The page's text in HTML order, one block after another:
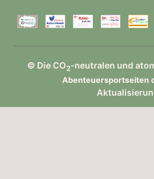
© Die CO2-neutralen und
Abenteuersportseiten